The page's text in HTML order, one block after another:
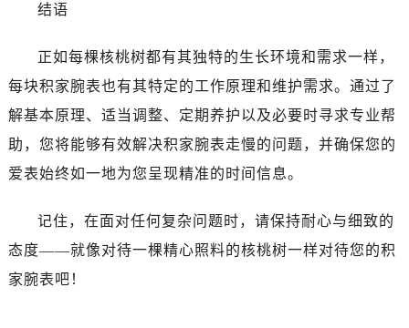
结语
正如每棵核桃树都有其独特的生长环境和需求一样，
每块积家腕表也有其特定的工作原理和维护需求。通过了
解基本原理、适当调整、定期养护以及必要时寻求专业帮
助，您将能够有效解决积家腕表走慢的问题，并确保您的
爱表始终如一地为您呈现精准的时间信息。
记住，在面对任何复杂问题时，请保持耐心与细致的
态度——就像对待一棵精心照料的核桃树一样对待您的积
家腕表吧！